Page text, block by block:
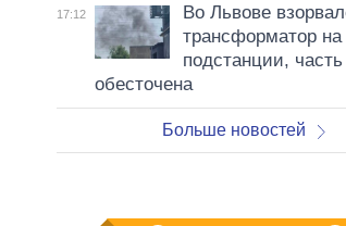
17:12
Во Львове
трансформатор на
подстанции, часть
обесточена
Больше новостей